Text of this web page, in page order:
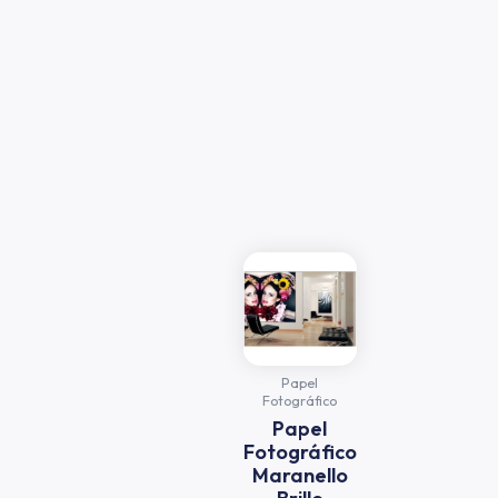
Papel
Fotográfico
Papel
Fotográfico
Maranello